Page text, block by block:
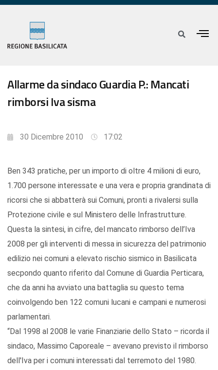
Allarme da sindaco Guardia P.: Mancati
rimborsi Iva sisma
30 Dicembre 2010 17:02
Ben 343 pratiche, per un importo di oltre 4 milioni di euro,
1.700 persone interessate e una vera e propria grandinata di
ricorsi che si abbatterà sui Comuni, pronti a rivalersi sulla
Protezione civile e sul Ministero delle Infrastrutture.
Questa la sintesi, in cifre, del mancato rimborso dell’Iva
2008 per gli interventi di messa in sicurezza del patrimonio
edilizio nei comuni a elevato rischio sismico in Basilicata
secpondo quanto riferito dal Comune di Guardia Perticara,
che da anni ha avviato una battaglia su questo tema
coinvolgendo ben 122 comuni lucani e campani e numerosi
parlamentari.
“Dal 1998 al 2008 le varie Finanziarie dello Stato – ricorda il
sindaco, Massimo Caporeale – avevano previsto il rimborso
dell'Iva per i comuni interessati dal terremoto del 1980.